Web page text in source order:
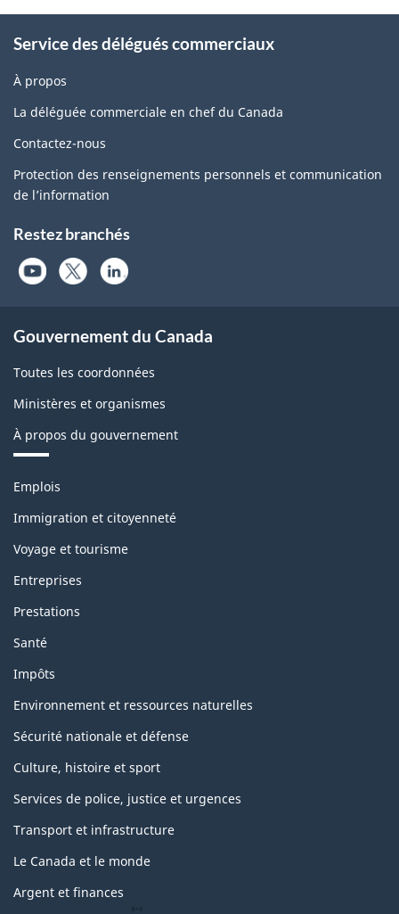
Service des délégués commerciaux
À propos
La déléguée commerciale en chef du Canada
Contactez-nous
Protection des renseignements personnels et communication
de l’information
Restez branchés
Gouvernement du Canada
Toutes les coordonnées
Ministères et organismes
À propos du gouvernement
Thèmes
sujets
Emplois
Immigration et citoyenneté
Voyage et tourisme
Entreprises
Prestations
Santé
Impôts
Environnement et ressources naturelles
Sécurité nationale et défense
Culture, histoire et sport
Services de police, justice et urgences
Transport et infrastructure
Le Canada et le monde
Argent et finances